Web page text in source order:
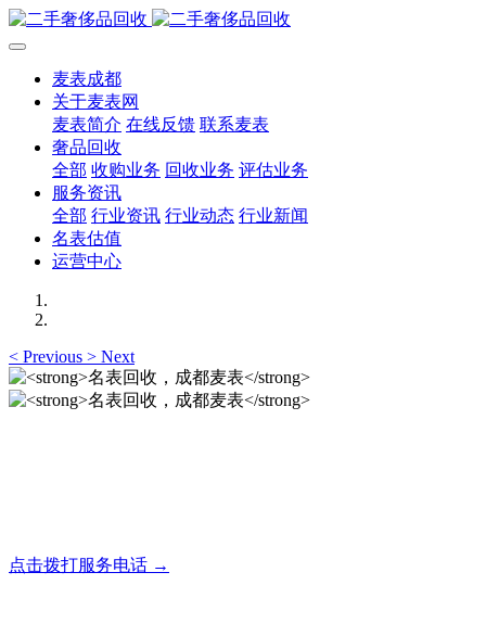
麦表成都
关于麦表网
麦表简介 在线反馈 联系麦表
奢品回收
全部 收购业务 回收业务 评估业务
服务资讯
全部 行业资讯 行业动态 行业新闻
名表估值
运营中心
< Previous > Next
点击拨打服务电话 →